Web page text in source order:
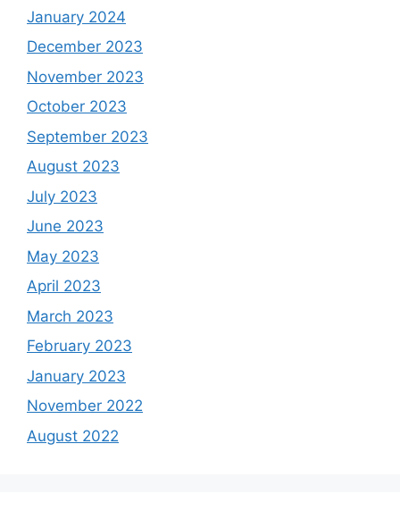
January 2024
December 2023
November 2023
October 2023
September 2023
August 2023
July 2023
June 2023
May 2023
April 2023
March 2023
February 2023
January 2023
November 2022
August 2022